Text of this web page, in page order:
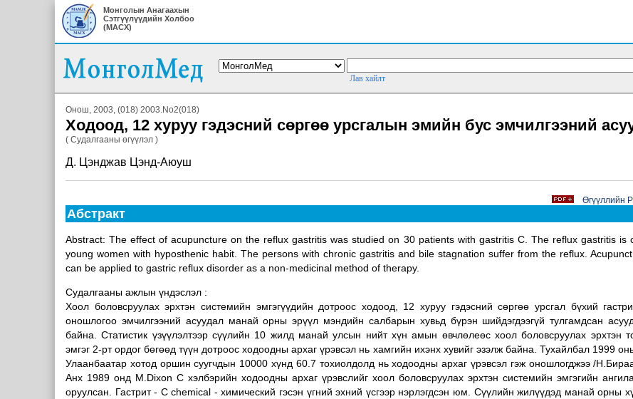
Монголын Анагаахын
Сэтгүүлүүдийн Холбоо
(МАСХ)
Лав хайлт
Онош, 2003, (018) 2003.No2(018)
Ходоод, 12 хуруу гэдэсний сөргөө урсгалын эмийн бус эмчилгээний
( Судалгааны өгүүлэл )
Д. Цэнджав Цэнд-Аюуш
Өгүүллийн
Абстракт
Abstract: The effect of acupuncture on the reflux gastritis was studied on 30 patients with gastritis C. The reflux gastritis is
young women with hyposthenic habit. The persons with chronic gastritis and bile stagnation suffer from the reflux.
can be applied to gastric reflux disorder as a non-medicinal method of therapy.
Судалгааны ажлын үндэслэл :
Хоол боловсруулах эрхтэн системийн эмгэгүүдийн дотроос ходоод, 12 хуруу гэдэсний сөргөө урсгал бүхий
оношлогоо эмчилгээний асуудал манай орны эрүүл мэндийн салбарын хувьд бүрэн шийдэгдээгүй тулгамдсан
байна. Статистик үзүүлэлтээр сүүлийн 10 жилд манай улсын нийт хүн амын өвчлөлеөс хоол боловсруулах эрхтэн
эмгэг 2-рт ордог бөгөөд түүн дотроос ходоодны архаг үрэвсэл нь хамгийн ихэнх хувийг эзэлж байна. Тухайлбал 1999
Улаанбаатар хотод оршин суугчдын 10000 хүнд 60.7 тохиолдолд нь ходоодны архаг үрэвсэл гэж оношлогджээ /
Анх 1989 онд M.Dixon С хэлбэрийн ходоодны архаг үрэвслийг хоол боловсруулах эрхтэн системийн эмгэгийн
оруулсан. Гастрит - С chemical - химический гэсэн үгний эхний үсгээр нэрлэгдсэн юм. Сүүлийн жилүүдэд манай орны